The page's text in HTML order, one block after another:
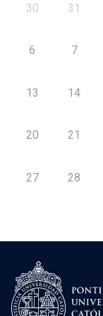
30 31
6 7
13 14
20 21
27 28